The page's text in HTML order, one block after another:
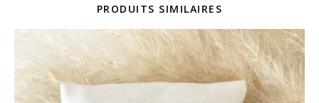
PRODUITS SIMILAIRES